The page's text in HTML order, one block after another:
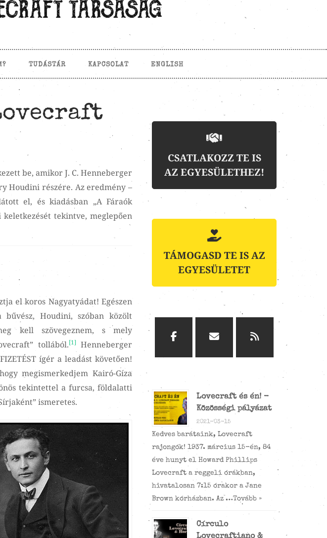
TUDÁSTÁR KAPCSOLAT ENGLISH
be, amikor J. C. Henneberger
Houdini részére. Az eredmény –
el, és kiadásban „A Fáraók
tekintve, meglepően
el koros Nagyatyádat! Egészen
Houdini, szóban közölt
kell szövegeznem, s mely
tollából.[1]Henneberger
ígér a leadást követően!
megismerkedjem Kairó-Gíza
tekintettel a furcsa, földalatti
ismeretes.
CSATLAKOZZ TE IS
AZ EGYESÜLETHEZ!
TÁMOGASD TE IS AZ
EGYESÜLETET
Lovecraft és én! -
Közösségi pályázat
2021-03-15
Kedves barátaink, Lovecraft
rajongók! 1937. március 15-én, 84
éve hunyt el Howard Phillips
Lovecraft a reggeli órákban,
hivatalosan 7:15 órakor a Jane
Brown kórházban. Az …Tovább »
Círculo